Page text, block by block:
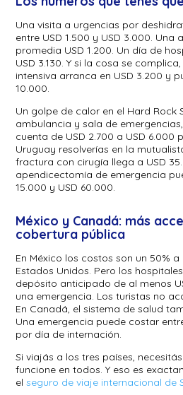
Una visita a urgencias por
entre USD 1.500 y USD 3.000.
promedia USD 1.200. Un día de
USD 3.130. Y si la cosa se
intensiva arranca en USD 3.200 y
10.000.
Un golpe de calor en el Hard Rock
ambulancia y sala de
cuenta de USD 2.700 a USD 6.000
Uruguay resolverías en la
fractura con cirugía llega a USD
apendicectomía de emergencia
15.000 y USD 60.000.
México y Canadá: más
cobertura pública
En México los costos son un 50%
Estados Unidos. Pero los
depósito anticipado de al menos
una emergencia. Los turistas no
En Canadá, el sistema de salud
Una emergencia puede costar
por día de internación.
Si viajás a los tres países,
funcione en todos. Y eso es
elseguro de viaje internacional de